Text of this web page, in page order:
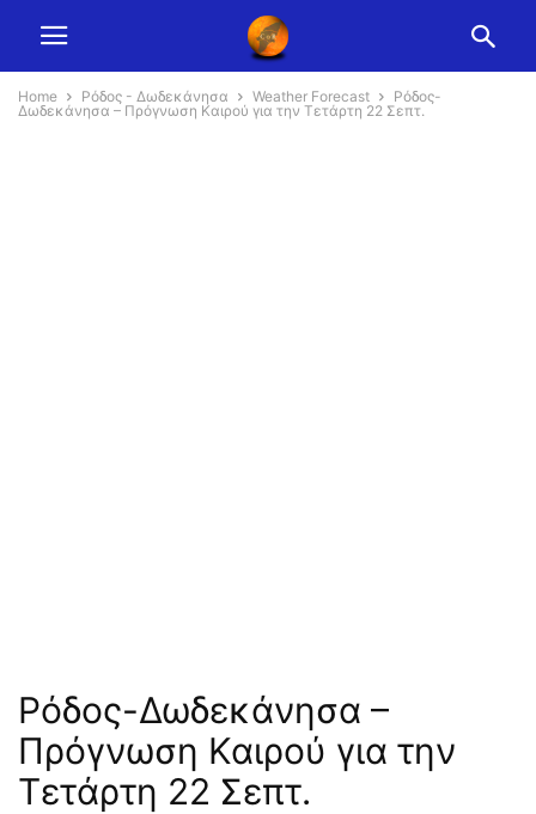
Home Ρόδος - Δωδεκάνησα Weather Forecast
Ρόδος-
Δωδεκάνησα – Πρόγνωση Καιρού για την Τετάρτη 22 Σεπτ.
Ρόδος-Δωδεκάνησα –
Πρόγνωση Καιρού για την
Τετάρτη 22 Σεπτ.